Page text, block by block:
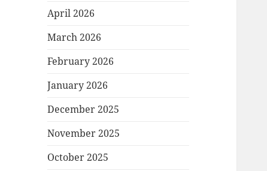
April 2026
March 2026
February 2026
January 2026
December 2025
November 2025
October 2025